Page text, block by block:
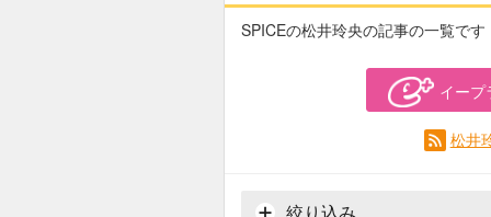
SPICEの松井玲央の記事の一覧です
イープ
松井